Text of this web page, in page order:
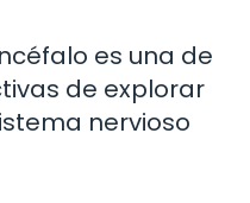
es una de
de explorar
nervioso